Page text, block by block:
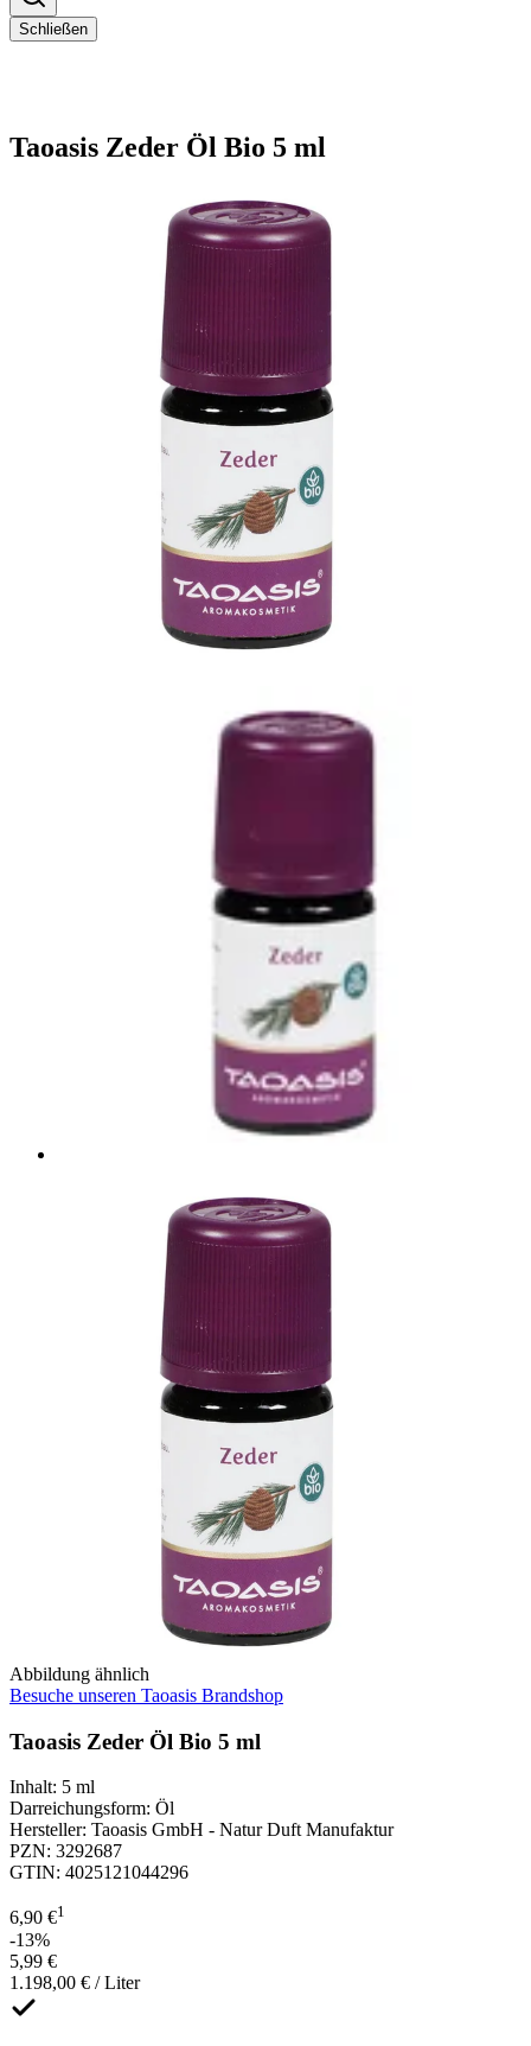
Schließen
Taoasis Zeder Öl Bio 5 ml
Abbildung ähnlich
Besuche unseren Taoasis Brandshop
Taoasis Zeder Öl Bio 5 ml
Inhalt: 5 ml
Darreichungsform: Öl
Hersteller: Taoasis GmbH - Natur Duft Manufaktur
PZN: 3292687
GTIN: 4025121044296
6,90 €1
-13%
5,99 €
1.198,00 € / Liter